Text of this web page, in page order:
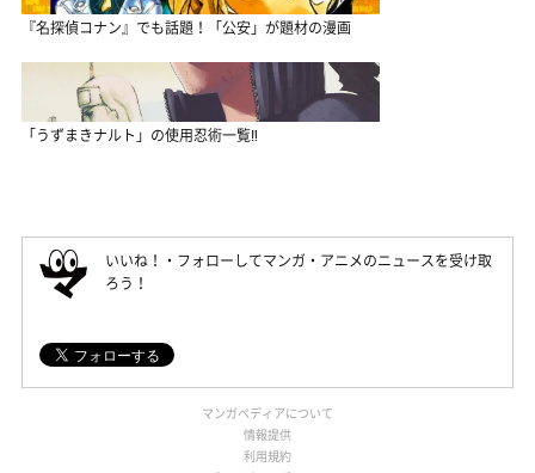
『名探偵コナン』でも話題！「公安」が題材の漫画
「うずまきナルト」の使用忍術一覧‼
いいね！・フォローしてマンガ・アニメのニュースを受け取
ろう！
マンガペディアについて
情報提供
利用規約